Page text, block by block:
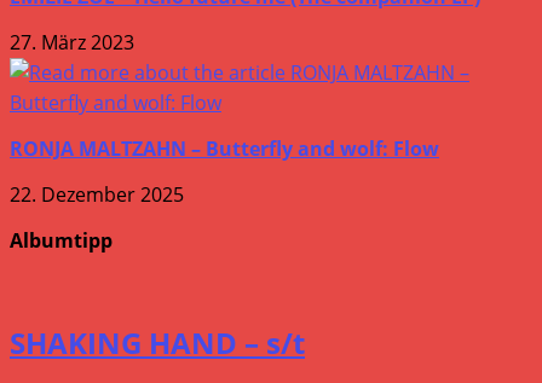
27. März 2023
RONJA MALTZAHN – Butterfly and wolf: Flow
22. Dezember 2025
Albumtipp
SHAKING HAND – s/t